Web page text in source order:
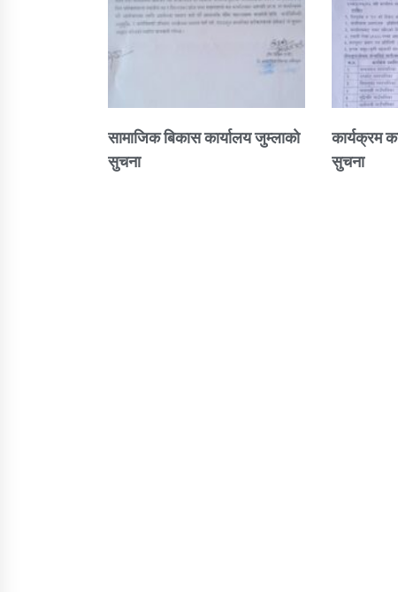
सामाजिक बिकास कार्यालय जुम्लाकाे
सुचना
कार्यक्रम
सुचना